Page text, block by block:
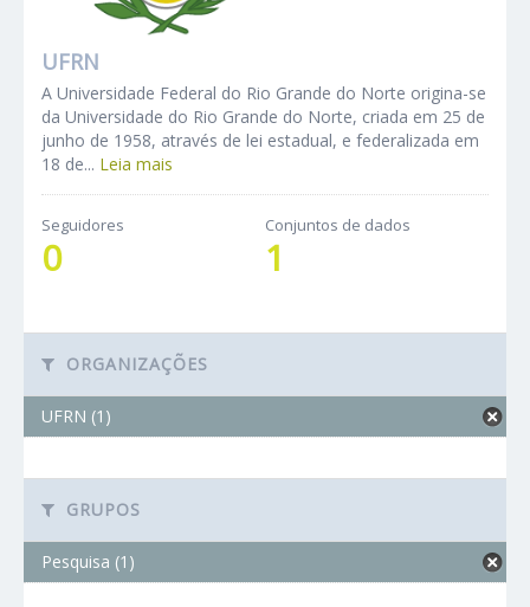
UFRN
A Universidade Federal do Rio Grande do Norte origina-se
da Universidade do Rio Grande do Norte, criada em 25 de
junho de 1958, através de lei estadual, e federalizada em
18 de... Leia mais
Seguidores
0
Conjuntos de dados
1
ORGANIZAÇÕES
UFRN (1)
GRUPOS
Pesquisa (1)